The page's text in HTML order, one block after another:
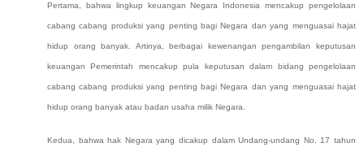
Pertama, bahwa lingkup keuangan Negara Indonesia mencakup pengelolaan
cabang cabang produksi yang penting bagi Negara dan yang menguasai hajat
hidup orang banyak. Artinya, berbagai kewenangan pengambilan keputusan
keuangan Pemerintah mencakup pula keputusan dalam bidang pengelolaan
cabang cabang produksi yang penting bagi Negara dan yang menguasai hajat
hidup orang banyak atau badan usaha milik Negara.
Kedua, bahwahak Negara yang dicakup dalamUndang-undang No. 17 tahun